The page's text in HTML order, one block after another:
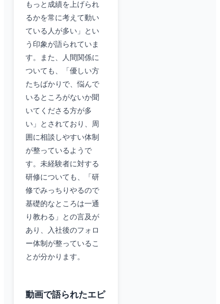
もっと成績を上げられ
るかを常に考えて動い
ている人が多い」とい
う印象が語られていま
す。また、人間関係に
ついても、「優しい方
たちばかりで、悩んで
いるところがないか聞
いてくださる方が多
い」とされており、周
囲に相談しやすい体制
が整っているようで
す。未経験者に対する
研修についても、「研
修でみっちりやるので
基礎的なところは一通
り教わる」との言及が
あり、入社後のフォロ
ー体制が整っているこ
とが分かります。
動画で語られたエピ